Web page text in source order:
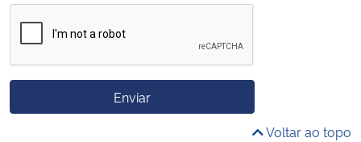
Enviar
Voltar ao topo